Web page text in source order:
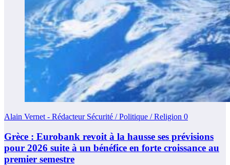
Alain Vernet - Rédacteur Sécurité / Politique / Religion 0
Grèce : Eurobank revoit à la hausse ses prévisions
pour 2026 suite à un bénéfice en forte croissance au
premier semestre